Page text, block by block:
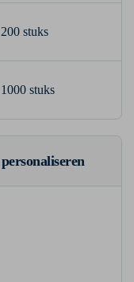
200 stuks
1000 stuks